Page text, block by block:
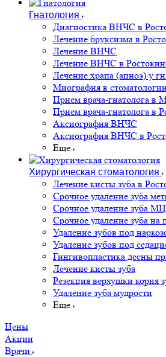
Гнатология
Диагностика ВНЧС в
Лечение бруксизма в
Лечение ВНЧС
Лечение ВНЧС в
Лечение храпа (апноэ) у
Миография в
Прием врача-гнатолога в
Прием врача-гнатолога в
Аксиография ВНЧС
Аксиография ВНЧС в
Еще
Хирургическая стоматология
Лечение кисты зуба в
Срочное удаление зуба
Срочное удаление зуба
Срочное удаление зуба на
Удаление зубов под
Удаление зубов под
Гингивопластика десны
Лечение кисты зуба
Резекция верхушки корня
Удаление зуба мудрости
Еще
Цены
Акции
Врачи